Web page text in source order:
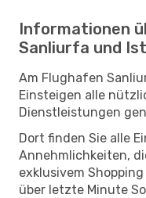
Informationen
Sanliurfa und
Am Flughafen
Einsteigen alle
Dienstleistungen
Dort finden Sie alle
Annehmlichkeiten,
exklusivem
über letzte Minute